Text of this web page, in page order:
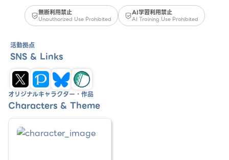
無断利用禁止
Unauthorized Use Prohibited
AI学習利用禁止
AI Training Use Prohibited
活動拠点
SNS & Links
オリジナルキャラクター・作品
Characters & Theme